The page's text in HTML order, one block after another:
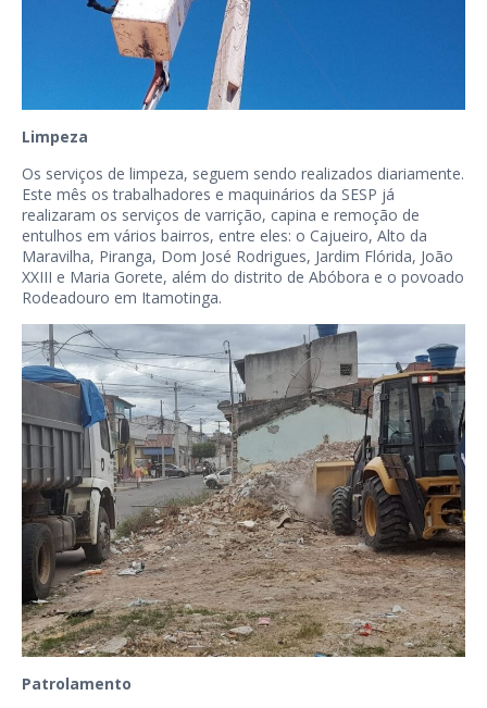
Limpeza
Os serviços de limpeza, seguem sendo realizados diariamente.
Este mês os trabalhadores e maquinários da SESP já
realizaram os serviços de varrição, capina e remoção de
entulhos em vários bairros, entre eles: o Cajueiro, Alto da
Maravilha, Piranga, Dom José Rodrigues, Jardim Flórida, João
XXIII e Maria Gorete, além do distrito de Abóbora e o povoado
Rodeadouro em Itamotinga.
Patrolamento